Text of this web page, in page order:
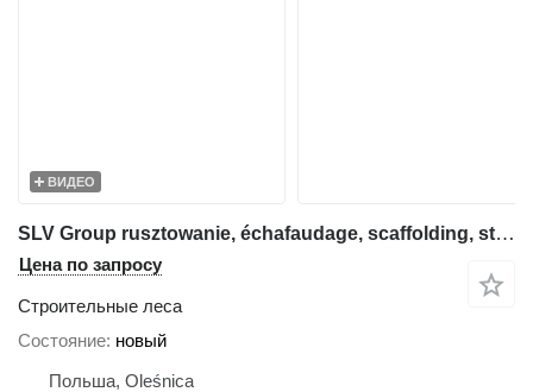
ВИДЕО
SLV Group rusztowanie, échafaudage, scaffolding, steiger, stillas, skela
Цена по запросу
Строительные леса
Состояние новый
Польша, Oleśnica